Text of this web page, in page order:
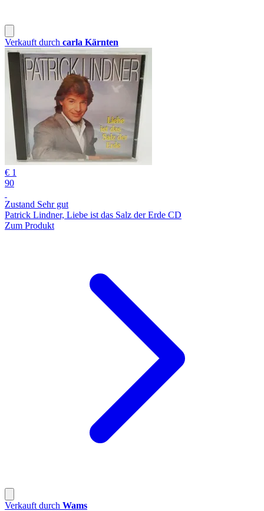
Verkauft durch carla Kärnten
€ 1
90
Zustand Sehr gut
Patrick Lindner, Liebe ist das Salz der Erde CD
Zum Produkt
Verkauft durch Wams